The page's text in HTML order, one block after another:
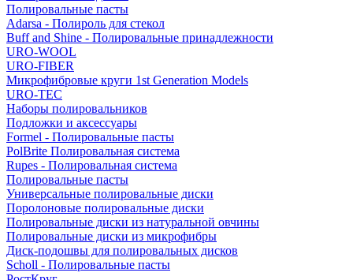
Полировальные пасты
Adarsa - Полироль для стекол
Buff and Shine - Полировальные принадлежности
URO-WOOL
URO-FIBER
Микрофибровые круги 1st Generation Models
URO-TEC
Наборы полировальников
Подложки и аксессуары
Formel - Полировальные пасты
PolBrite Полировальная система
Rupes - Полировальная система
Полировальные пасты
Универсальные полировальные диски
Поролоновые полировальные диски
Полировальные диски из натуральной овчины
Полировальные диски из микрофибры
Диск-подошвы для полировальных дисков
Scholl - Полировальные пасты